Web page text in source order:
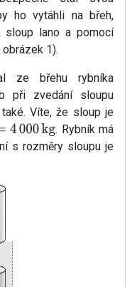
ho vytáhli na břeh,
sloup lano a pomocí
1).
ze břehu rybníka
při zvedání sloupu
Víte, že sloup je
000kg
. Rybník má
s rozměry sloupu je